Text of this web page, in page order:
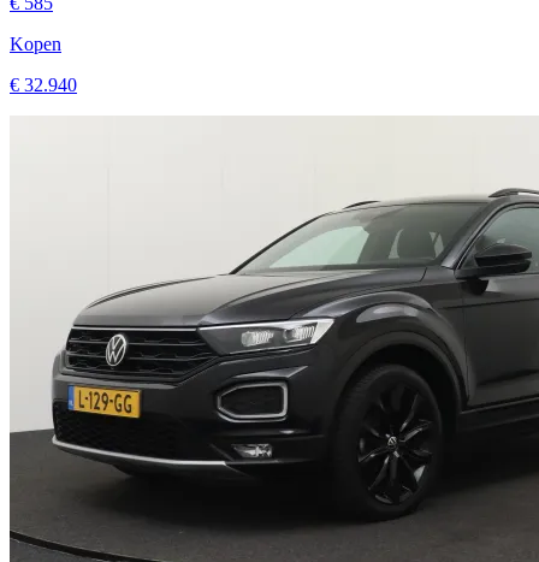
Kopen
€ 32.940